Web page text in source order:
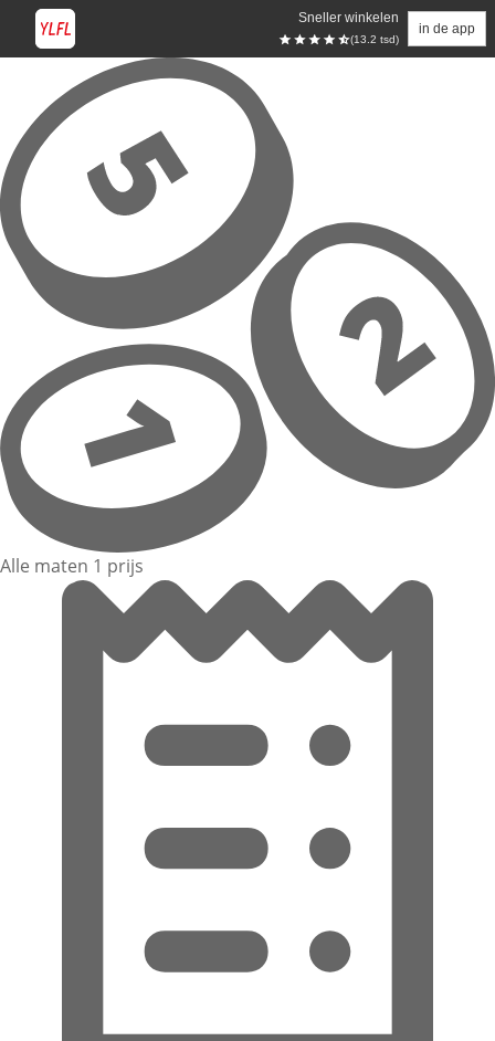
Sneller winkelen
(13.2 tsd)
in de app
Overslaan naar hoofdinhoud
Alle maten 1 prijs